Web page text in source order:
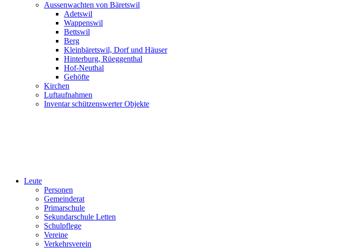
Aussenwachten von Bäretswil
Adetswil
Wappenswil
Bettswil
Berg
Kleinbäretswil, Dorf und Häuser
Hinterburg, Rüeggenthal
Hof-Neuthal
Gehöfte
Kirchen
Luftaufnahmen
Inventar schützenswerter Objekte
Leute
Personen
Gemeinderat
Primarschule
Sekundarschule Letten
Schulpflege
Vereine
Verkehrsverein